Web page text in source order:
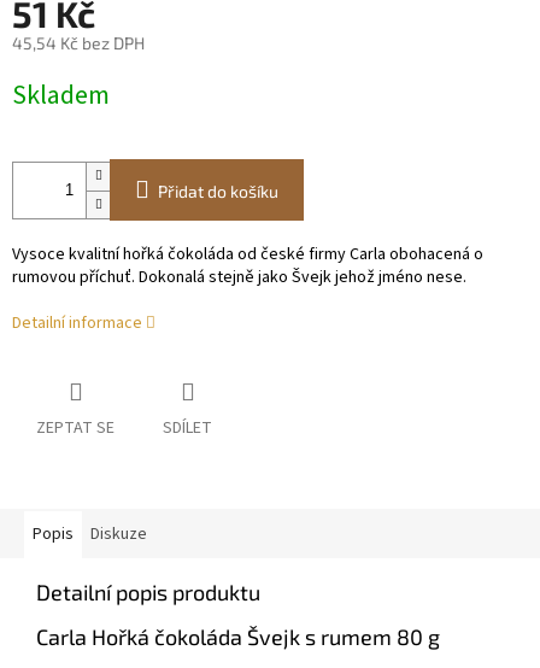
51 Kč
45,54 Kč bez DPH
cena:
Skladem
Přidat do košíku
Vysoce kvalitní hořká čokoláda od české firmy Carla obohacená o
rumovou příchuť. Dokonalá stejně jako Švejk jehož jméno nese.
Detailní informace
ZEPTAT SE SDÍLET
Popis Diskuze
Detailní popis produktu
Carla Hořká čokoláda Švejk s rumem 80 g